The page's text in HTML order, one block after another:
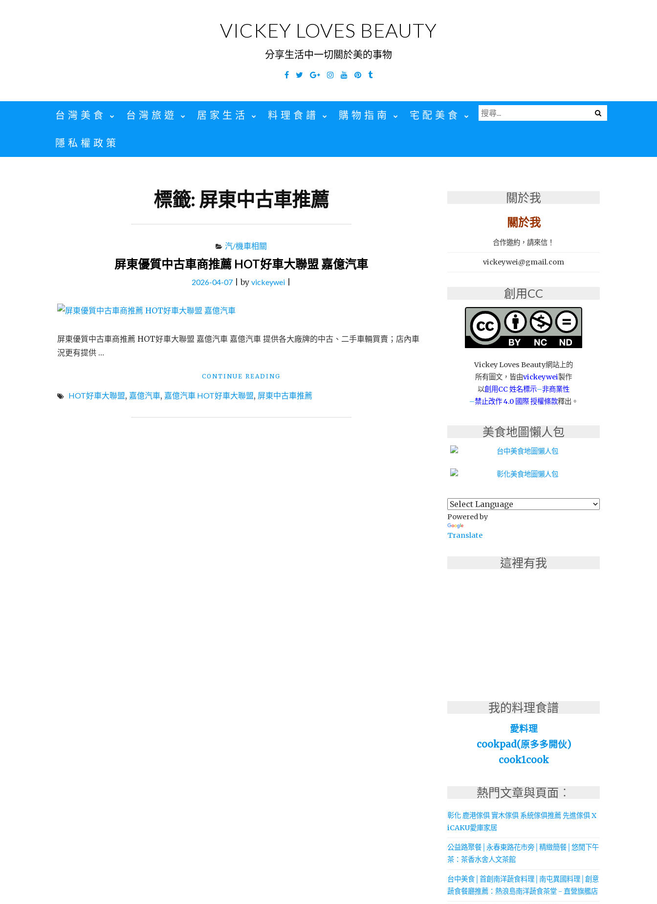
VICKEY LOVES BEAUTY
分享生活中一切關於美的事物
Facebook
TwitterGoogleInstagramYouTubePinterest
Tumblr
台灣美食 台灣旅遊 居家生活 料理食譜 購物指南 宅配美食
隱私權政策
Menu
搜
尋
標籤: 屏東中古車推薦
汽/機車相關
屏東優質中古車商推薦 HOT好車大聯盟 嘉億汽車
2026-04-07 |by vickeywei
屏東優質中古車商推薦 HOT好車大聯盟 嘉億汽車 嘉億汽車 提供各大廠牌的中古、二手車輛買賣；店內車
況更有提供 …
CONTINUE READING
優
中
HOT好車大聯盟, 嘉億汽車, 嘉億汽車 HOT好車大聯盟, 屏東中古車推薦
關於我
關於我
合作邀約，請來信！
vickeywei@gmail.com
創用CC
Vickey Loves Beauty網站上的
所有圖文，皆由vickeywei製作
以創用CC 姓名標示–非商業性
–禁止改作4.0 國際 授權條款釋出。
美食地圖懶人包
Powered by
Translate
這裡有我
我的料理食譜
愛料理
cookpad(原多多開伙)
cook1cook
熱門文章與頁面︰
彰化 鹿港傢俱 實木傢俱 系統傢俱推薦 先進傢俱 X
iCAKU愛庫家居
公益路聚餐│永春東路花市旁│精緻簡餐│悠閒下午
茶：茶香水舍人文茶館
台中美食│首創南洋蔬食料理│南屯異國料理│創意
蔬食餐廳推薦：熱浪島南洋蔬食茶堂 - 直營旗艦店